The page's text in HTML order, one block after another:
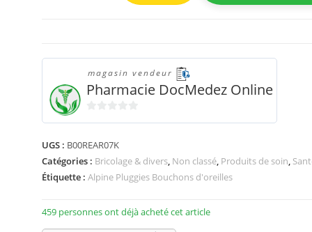
magasin vendeur
Pharmacie DocMedez Online
u
r
5
UGS : B00REAR07K
Catégories : Bricolage & divers, Non classé, Produits de soin,
Étiquette : Alpine Pluggies Bouchons d'oreilles
459 personnes ont déjà acheté cet article